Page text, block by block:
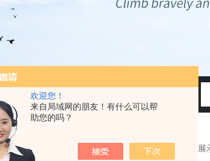
欢迎您！
来自局域网的朋友！有什么可以帮
助您的吗？
您现在的位置：>首页 产品展